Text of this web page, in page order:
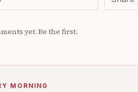
yet. Be the first.
MORNING